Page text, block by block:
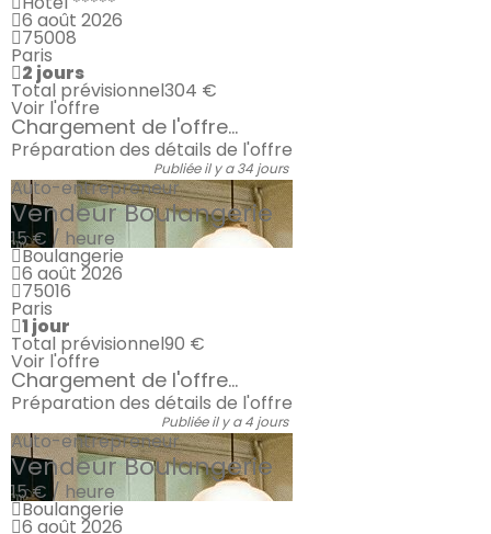
6 août 2026
75008
Paris
2 jours
Total prévisionnel304 €
Voir l'offre
Chargement de l'offre...
Préparation des détails de l'offre
Publiée il y a 34 jours
Auto-entrepreneur
Vendeur Boulangerie
15 € / heure
Boulangerie
6 août 2026
75016
Paris
1 jour
Total prévisionnel90 €
Voir l'offre
Chargement de l'offre...
Préparation des détails de l'offre
Publiée il y a 4 jours
Auto-entrepreneur
Vendeur Boulangerie
15 € / heure
Boulangerie
6 août 2026